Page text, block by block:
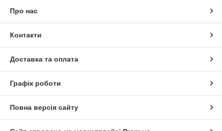
Про нас
Контакти
Доставка та оплата
Графік роботи
Повна версія сайту